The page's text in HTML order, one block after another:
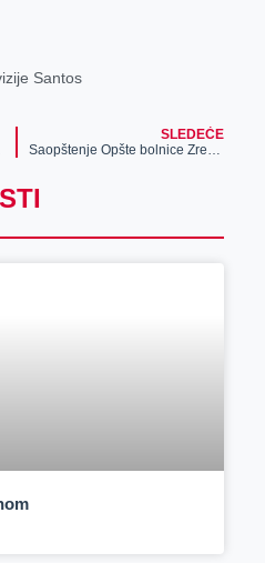
Santos
SLEDEĆE
Saopštenje Opšte bolnice Zrenjanin